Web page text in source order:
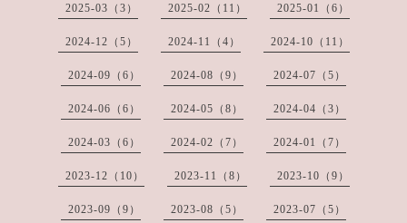
2025-03（3） 2025-02（11） 2025-01（6）
2024-12（5） 2024-11（4） 2024-10（11）
2024-09（6） 2024-08（9） 2024-07（5）
2024-06（6） 2024-05（8） 2024-04（3）
2024-03（6） 2024-02（7） 2024-01（7）
2023-12（10） 2023-11（8） 2023-10（9）
2023-09（9） 2023-08（5） 2023-07（5）